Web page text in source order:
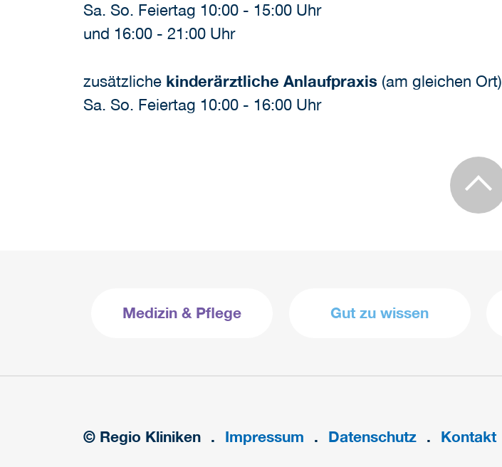
Sa. So. Feiertag 10:00 - 15:00 Uhr
und 16:00 - 21:00 Uhr
zusätzliche kinderärztliche Anlaufpraxis (am gleichen Ort)
Sa. So. Feiertag 10:00 - 16:00 Uhr
Medizin & Pflege Gut zu wissen
© Regio Kliniken Impressum Datenschutz Kontakt